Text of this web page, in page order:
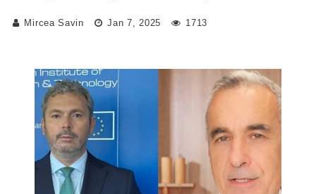
Mircea Savin Jan 7, 2025 1713